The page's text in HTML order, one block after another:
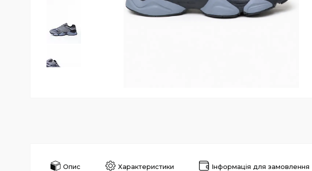
Опис Характеристики Інформація для замовлення